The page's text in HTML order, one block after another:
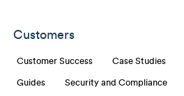
Customers
Customer Success Case Studies
Guides Security and Compliance